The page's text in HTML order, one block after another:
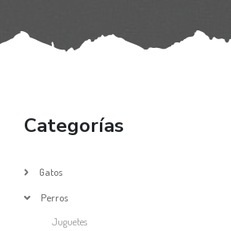
Categorías
Gatos
Perros
Juguetes